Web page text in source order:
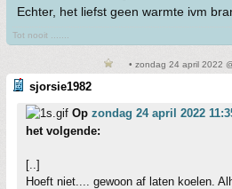
Echter, het liefst geen warmte ivm
Tot nooit .......
• zondag 24 april 2022
sjorsie1982
Op zondag 24 april 2022
het volgende:
[..]
Hoeft niet.... gewoon af laten koelen.